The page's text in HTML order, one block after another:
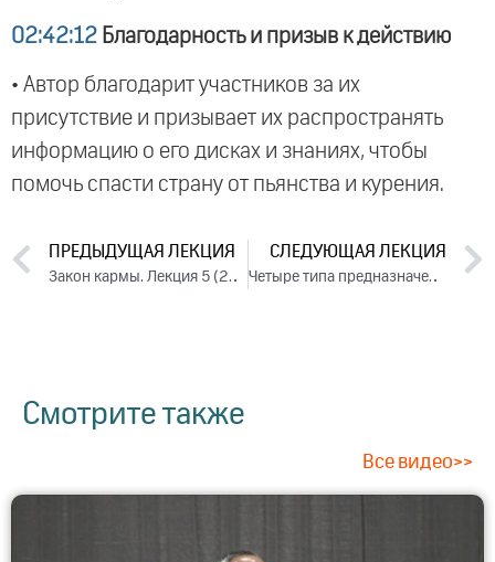
02:42:12 Благодарность и призыв к действию
• Автор благодарит участников за их
присутствие и призывает их распространять
информацию о его дисках и знаниях, чтобы
помочь спасти страну от пьянства и курения.
ПРЕДЫДУЩАЯ ЛЕКЦИЯ
Закон кармы. Лекция 5 (2011)
СЛЕДУЮЩАЯ ЛЕКЦИЯ
Четыре типа предназначения (2011)
Смотрите также
Все видео>>